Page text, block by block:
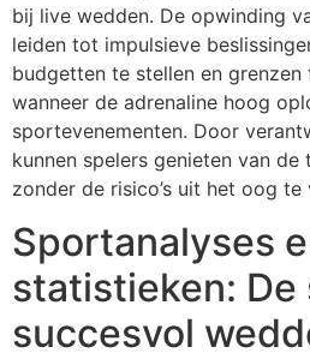
bij live wedden. De opwinding
leiden tot impulsieve
budgetten te stellen en
wanneer de adrenaline hoog
sportevenementen. Door
kunnen spelers genieten van
zonder de risico’s uit het oog te
Sportanalyses
statistieken:
succesvol